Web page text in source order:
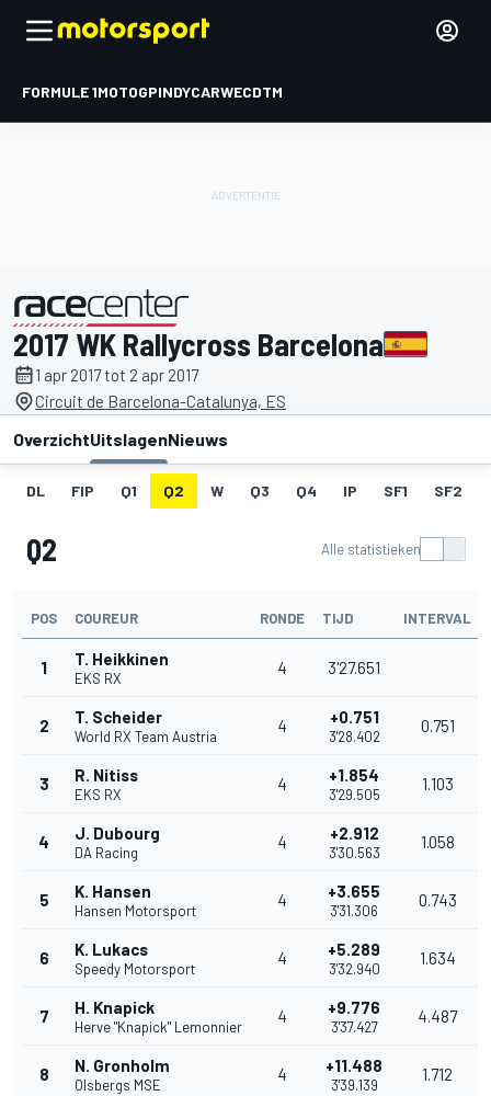
FORMULE 1MOTOGPINDYCARWECDTM
gepresenteerd door
2017 WK Rallycross Barcelona
1 apr 2017 tot 2 apr 2017
Circuit de Barcelona-Catalunya, ES
OverzichtUitslagenNieuws
DL FIP Q1 Q2 W Q3 Q4 IP SF1 SF2
Q2 Alle statistieken
POS COUREUR RONDE TIJD INTERVAL
1 T. Heikkinen
EKS RX
4 3'27.651
2 T. Scheider
World RX Team Austria
4 +0.751
3'28.402
0.751
3 R. Nitiss
EKS RX
4 +1.854
3'29.505
1.103
4 J. Dubourg
DA Racing
4 +2.912
3'30.563
1.058
5 K. Hansen
Hansen Motorsport
4 +3.655
3'31.306
0.743
6 K. Lukacs
Speedy Motorsport
4 +5.289
3'32.940
1.634
7 H. Knapick
Herve "Knapick" Lemonnier
4 +9.776
3'37.427
4.487
8 N. Gronholm
Olsbergs MSE
4 +11.488
3'39.139
1.712